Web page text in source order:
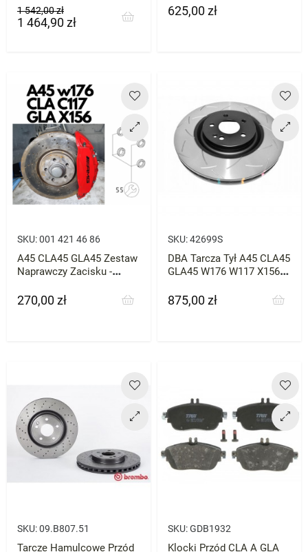
Cena
podstawowa
1 542,00 złCena
1 464,90 zł
Cena
625,00 zł
SKU:001 421 46 86
A45 CLA45 GLA45 Zestaw
Naprawczy Zacisku -
Cena
270,00 zł
SKU:42699S
DBA Tarcza Tył A45 CLA45
GLA45 W176 W117 X156
Cena
875,00 zł
SKU:09.B807.51
Tarcze Hamulcowe Przód
SKU:GDB1932
Klocki Przód CLA A GLA